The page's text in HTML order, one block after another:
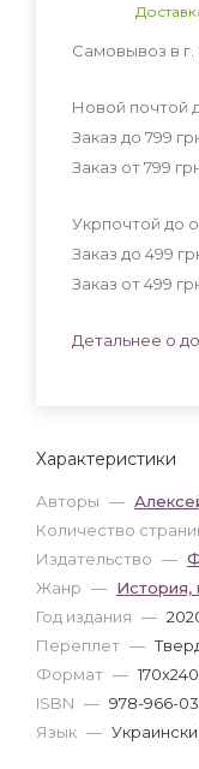
Характеристики
Авторы —
Количество
Издательство —
Жанр — История,
Год издания —
Переплет —
Формат —
ISBN — 978-966-
Язык —
Самовывоз в
Новой почтой
Заказ до 799
Заказ от 799
Укрпочтой до
Заказ до 499
Заказ от 499
Детальнее о